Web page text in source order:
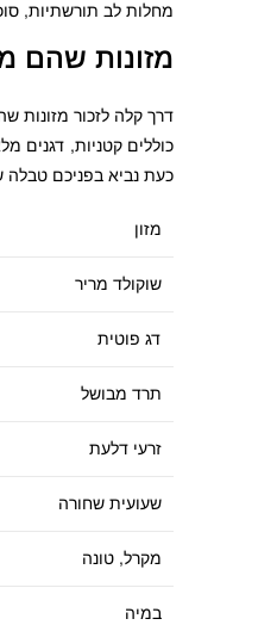
מחלות לב תורשתיות,
מזונות שהם
דרך קלה לזכור מזונות
כוללים קטניות, דגנים
כעת נביא בפניכם טבלה
מזון
שוקולד מריר
דג פוטית
תרד מבושל
זרעי דלעת
שעועית שחורה
מקרל, טונה
במיה